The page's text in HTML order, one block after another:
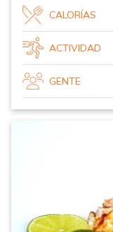
CALORÍAS
ACTIVIDAD
GENTE